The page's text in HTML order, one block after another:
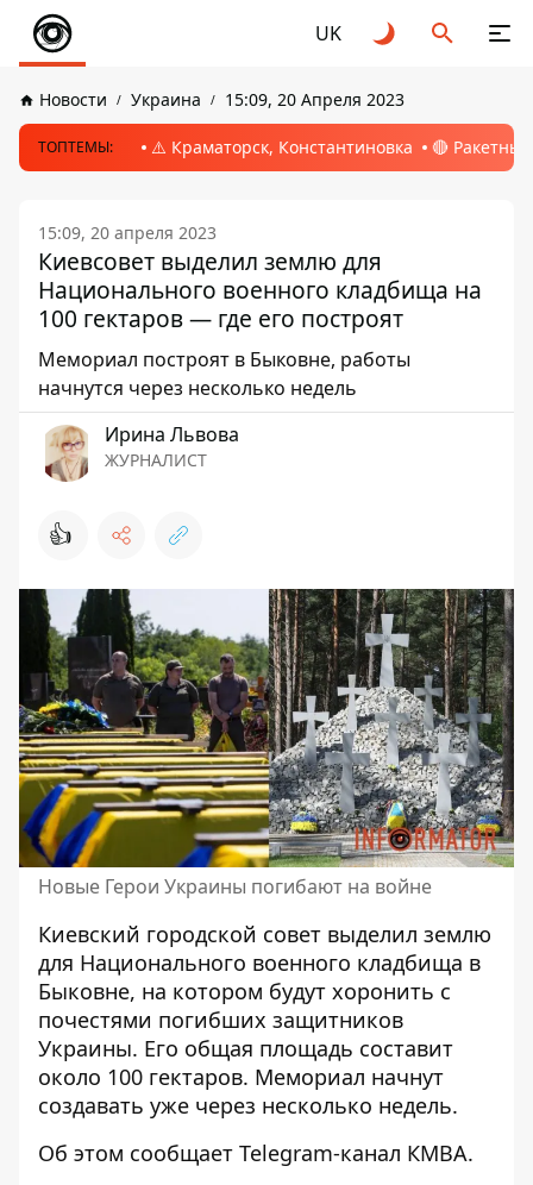
UK
Новости Украина 15:09, 20 Апреля 2023
ТОПТЕМЫ: ⚠️ Краматорск, Константиновка 🔴
15:09, 20 апреля 2023
Киевсовет выделил землю для
Национального военного кладбища на
100 гектаров — где его построят
Мемориал построят в Быковне, работы
начнутся через несколько недель
Ирина Львова
ЖУРНАЛИСТ
👍
Новые Герои Украины погибают на войне
Киевский городской совет выделил землю
для Национального военного кладбища в
Быковне, на котором будут хоронить с
почестями погибших защитников
Украины. Его общая площадь составит
около 100 гектаров. Мемориал начнут
создавать уже через несколько недель.
Об этом сообщает Telegram-канал КМВА.